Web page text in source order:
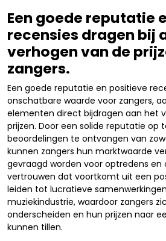
Een goede reputatie
recensies dragen bij
verhogen van de
zangers.
Een goede reputatie en positieve
onschatbare waarde voor zangers,
elementen direct bijdragen aan het
prijzen. Door een solide reputatie op
beoordelingen te ontvangen van
kunnen zangers hun marktwaarde
gevraagd worden voor optredens en
vertrouwen dat voortkomt uit een
leiden tot lucratieve
muziekindustrie, waardoor zangers
onderscheiden en hun prijzen naar
kunnen tillen.